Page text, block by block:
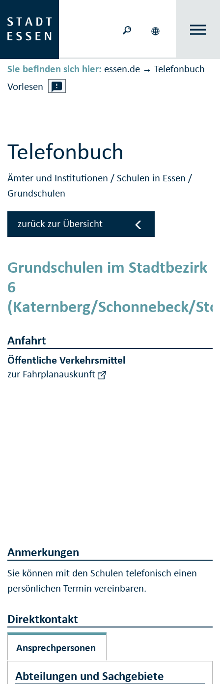
Sie befinden sich hier: essen.de → Telefonbuch
Vorlesen
Telefonbuch
Ämter und Institutionen /Schulen in Essen /
Grundschulen
zurück zur Übersicht
Grundschulen im Stadtbezirk
6
(Katernberg/Schonnebeck/
Anfahrt
Öffentliche Verkehrsmittel
zur Fahrplanauskunft
Anmerkungen
Sie können mit den Schulen telefonisch einen
persönlichen Termin vereinbaren.
Direktkontakt
Ansprechpersonen
Abteilungen und Sachgebiete